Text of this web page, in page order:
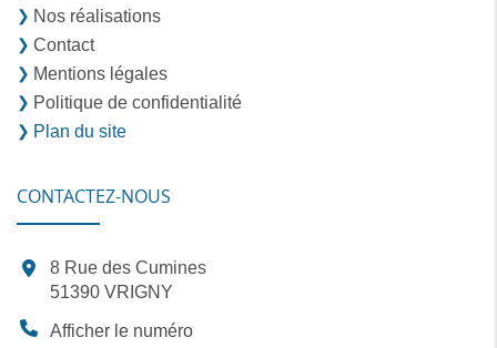
Nos réalisations
Contact
Mentions légales
Politique de confidentialité
Plan du site
CONTACTEZ-NOUS
8 Rue des Cumines
51390 VRIGNY
Afficher le numéro